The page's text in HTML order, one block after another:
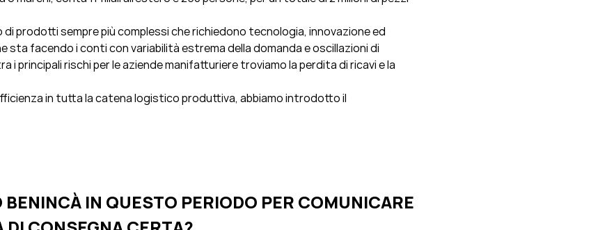
prodotti sempre più complessi che richiedono tecnologia, innovazione ed
sta facendo i conti con variabilità estrema della domanda e oscillazioni di
i principali rischi per le aziende manifatturiere troviamo la perdita di ricavi e la
in tutta la catena logistico produttiva, abbiamo introdotto il
IN QUESTO PERIODO PER COMUNICARE